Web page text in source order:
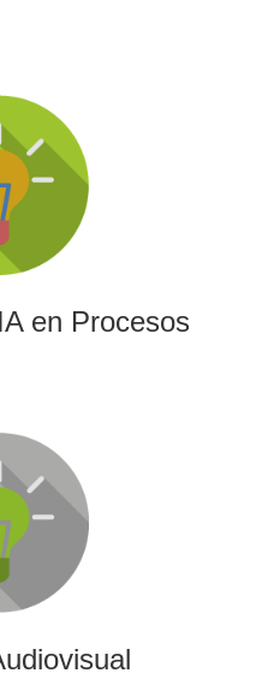
en Procesos
en Procesos
aprovechar el poder de los
más avanzadas para el
de contenidos.
de producción y edición
audiovisual: vídeos
audiovisual de eventos.